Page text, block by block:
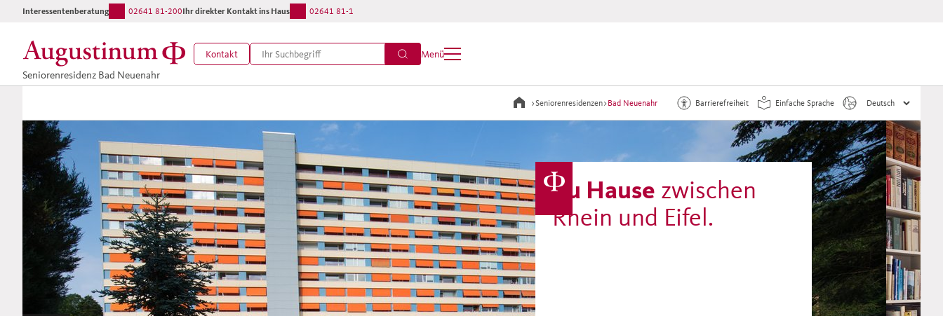
Seniorenresidenz Bad Neuenahr
Kontakt Menü
Interessentenberatung: 02641 81-200Ihr direkter Kontakt ins Haus: 02641 81-1
>Seniorenresidenzen> Bad Neuenahr Barrierefreiheit Einfache Sprache
Die Augustinum
Wohnungsbörse
Verfügbare
Wohnungen für
Entschlossene